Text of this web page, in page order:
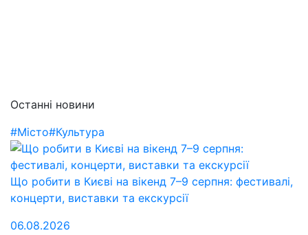
Останні новини
#Місто#Культура
Що робити в Києві на вікенд 7–9 серпня: фестивалі,
концерти, виставки та екскурсії
06.08.2026